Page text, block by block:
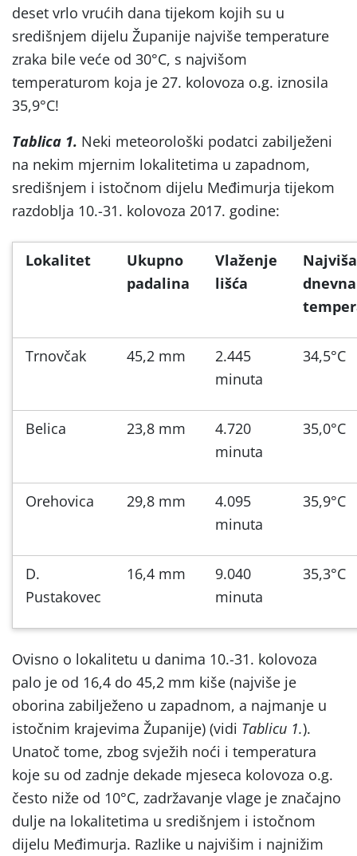
deset vrlo vrućih dana tijekom kojih su u
središnjem dijelu Županije najviše temperature
zraka bile veće od 30°C, s najvišom
temperaturom koja je 27. kolovoza o.g. iznosila
35,9°C!
Tablica 1. Neki meteorološki podatci zabilježeni
na nekim mjernim lokalitetima u zapadnom,
središnjem i istočnom dijelu Međimurja tijekom
razdoblja 10.-31. kolovoza 2017. godine:
Lokalitet
Ukupno
padalina
Vlaženje
lišća
Najviša
dnevna
Trnovčak 45,2 mm
2.445
minuta
34,5°C
Belica 23,8 mm
4.720
minuta
35,0°C
Orehovica 29,8 mm
4.095
minuta
35,9°C
D.
Pustakovec
16,4 mm
9.040
minuta
35,3°C
Ovisno o lokalitetu u danima 10.-31. kolovoza
palo je od 16,4 do 45,2 mm kiše (najviše je
oborina zabilježeno u zapadnom, a najmanje u
istočnim krajevima Županije) (vidi Tablicu 1.).
Unatoč tome, zbog svježih noći i temperatura
koje su od zadnje dekade mjeseca kolovoza o.g.
često niže od 10°C, zadržavanje vlage je značajno
dulje na lokalitetima u središnjem i istočnom
dijelu Međimurja. Razlike u najvišim i najnižim